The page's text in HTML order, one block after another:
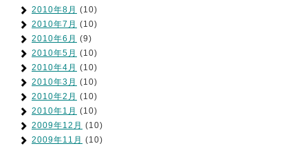
2010年8月 (10)
2010年7月 (10)
2010年6月 (9)
2010年5月 (10)
2010年4月 (10)
2010年3月 (10)
2010年2月 (10)
2010年1月 (10)
2009年12月 (10)
2009年11月 (10)